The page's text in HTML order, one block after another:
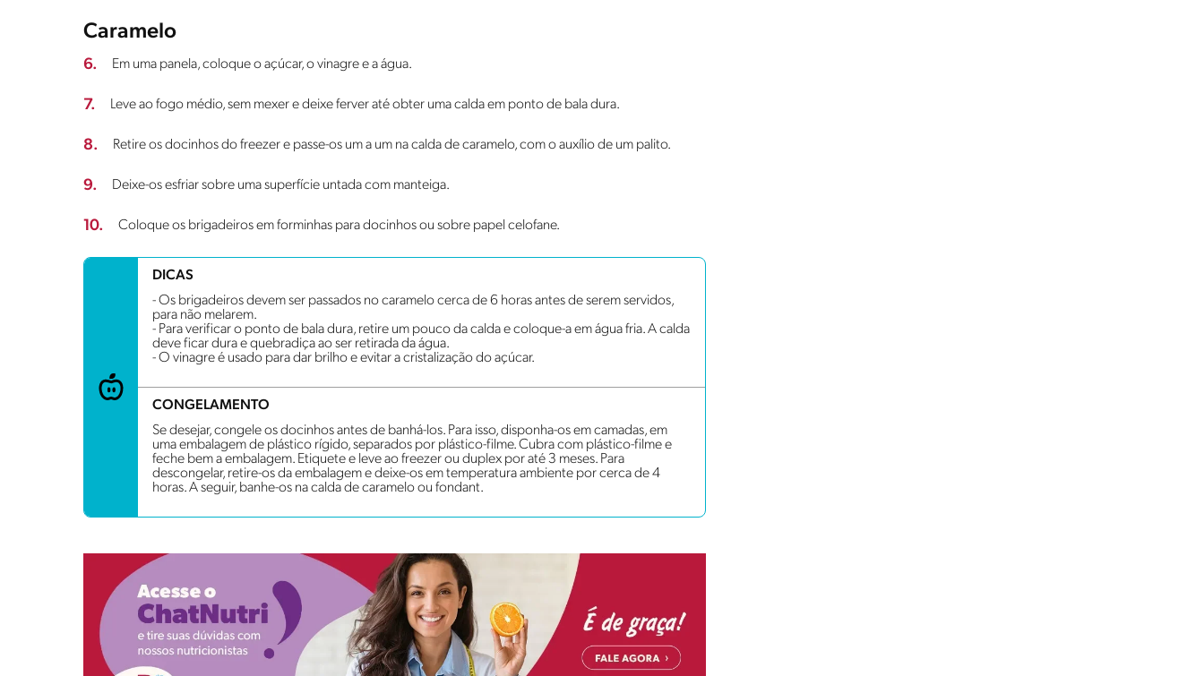
Caramelo
6. Em uma panela, coloque o açúcar, o vinagre e a água.
7. Leve ao fogo médio, sem mexer e deixe ferver até obter uma calda em ponto de bala dura.
8. Retire os docinhos do freezer e passe-os um a um na calda de caramelo, com o auxílio de um palito.
9. Deixe-os esfriar sobre uma superfície untada com manteiga.
10. Coloque os brigadeiros em forminhas para docinhos ou sobre papel celofane.
DICAS
- Os brigadeiros devem ser passados no caramelo cerca de 6 horas antes de serem servidos,
para não melarem.
- Para verificar o ponto de bala dura, retire um pouco da calda e coloque-a em água fria. A calda
deve ficar dura e quebradiça ao ser retirada da água.
- O vinagre é usado para dar brilho e evitar a cristalização do açúcar.
CONGELAMENTO
Se desejar, congele os docinhos antes de banhá-los. Para isso, disponha-os em camadas, em
uma embalagem de plástico rígido, separados por plástico-filme. Cubra com plástico-filme e
feche bem a embalagem. Etiquete e leve ao freezer ou duplex por até 3 meses. Para
descongelar, retire-os da embalagem e deixe-os em temperatura ambiente por cerca de 4
horas. A seguir, banhe-os na calda de caramelo ou fondant.